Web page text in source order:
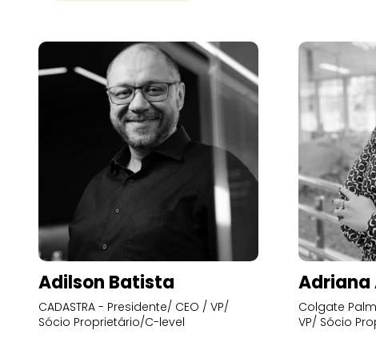
Adilson Batista
CADASTRA - Presidente/ CEO / VP/
Sócio Proprietário/C-level
Adriana
Colgate
VP/ Sócio